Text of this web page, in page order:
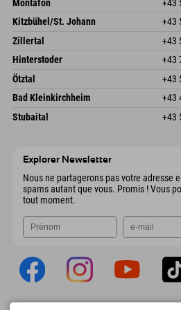
Montafon +43
Dorfstr. 127b
6793 Gaschurn/Montafon
Autriche
Kitzbühel/St. Johann +43
Speckbacherstraße 87
6380 St. Johann in Tirol
Autriche
Zillertal +43
Schmiedau 2
Autriche
Hinterstoder +43
Freizeitpark 10
4573 Hinterstoder
Autriche
Ötztal +43
Gscheat 14
Autriche
Bad Kleinkirchheim +43
Dorfstraße 24
9546 Bad Kleinkirchheim
Stubaital +43
Explorer Newsletter
Nous ne partagerons pas votre adresse
spams autant que vous. Promis ! Vous
tout moment.